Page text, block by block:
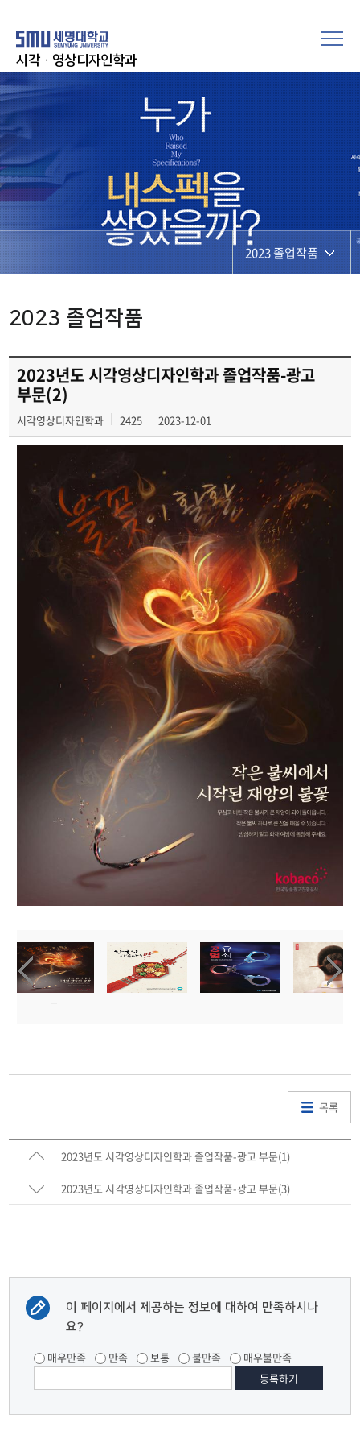
시각·영상디자인학과
2023 졸업작품
2024 졸업전시
2026 졸업전시
2023 졸업작품
2023년도 시각영상디자인학과 졸업작품-광고
부문(2)
시각영상디자인학과 2425 2023-12-01
목록
2023년도 시각영상디자인학과 졸업작품-광고 부문(1)
2023년도 시각영상디자인학과 졸업작품-광고 부문(3)
이 페이지에서 제공하는 정보에 대하여 만족하시나
요?
매우만족 만족 보통 불만족 매우불만족